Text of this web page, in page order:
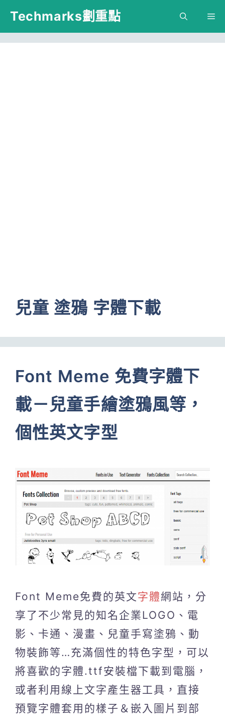
跳
主
Techmarks劃重點
兒童 塗鴉 字體下載
Font Meme 免費字體下
載－兒童手繪塗鴉風等，
個性英文字型
Font Meme免費的英文字體網站，分
享了不少常見的知名企業LOGO、電
影、卡通、漫畫、兒童手寫塗鴉、動
物裝飾等…充滿個性的特色字型，可以
將喜歡的字體.ttf安裝檔下載到電腦，
或者利用線上文字產生器工具，直接
預覽字體套用的樣子＆嵌入圖片到部